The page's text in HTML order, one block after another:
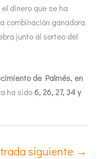
el dinero que se ha
combinación ganadora
junto al sorteo del
de Palmés, en
ha sido 6, 26, 27, 34 y
siguiente →